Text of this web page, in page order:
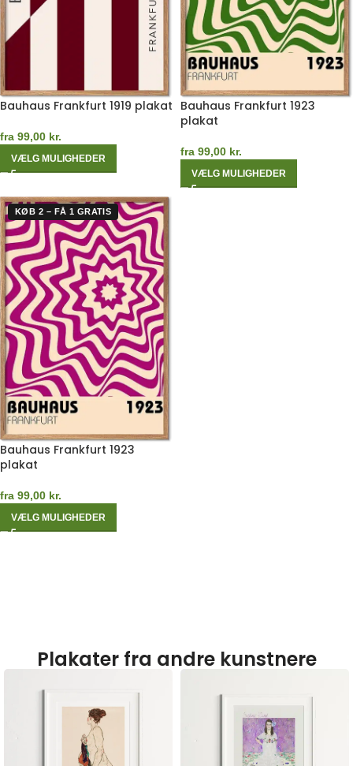
Bauhaus Frankfurt 1919 plakat
fra 99,00 kr.
VÆLG MULIGHEDER
Bauhaus Frankfurt 1923
plakat
fra 99,00 kr.
VÆLG MULIGHEDER
KØB 2 – FÅ 1 GRATIS
Bauhaus Frankfurt 1923
plakat
fra 99,00 kr.
VÆLG MULIGHEDER
Plakater fra andre kunstnere